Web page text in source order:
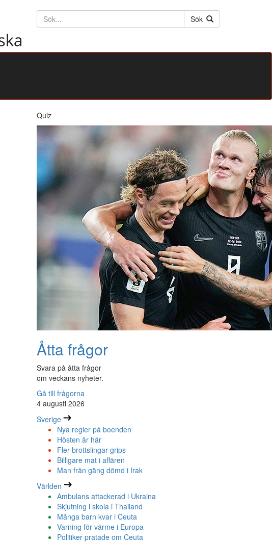
Söktext
Sök
Quiz
Åtta frågor
Svara på åtta frågor
om veckans nyheter.
Gå till frågorna
4 augusti 2026
Sverige
Nya regler på boenden
Hösten är här
Fler brottslingar grips
Billigare mat i affären
Man från gäng dömd i Irak
Världen
Ambulans attackerad i Ukraina
Skjutning i skola i Thailand
Många barn kvar i Ceuta
Varning för värme i Europa
Politiker pratade om Ceuta